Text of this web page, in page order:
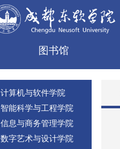
图书馆
计算机与软件学院
智能科学与工程学院
信息与商务管理学院
数字艺术与设计学院